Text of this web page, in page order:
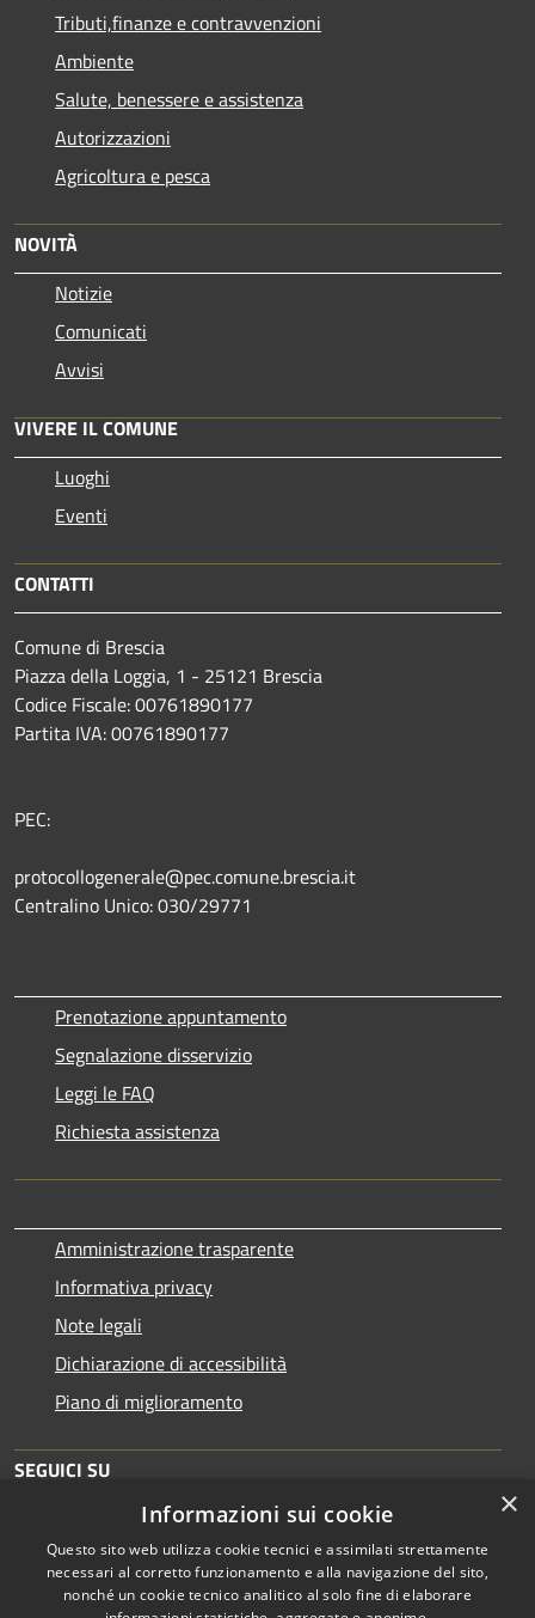
Tributi,finanze e contravvenzioni
Ambiente
Salute, benessere e assistenza
Autorizzazioni
Agricoltura e pesca
NOVITÀ
Notizie
Comunicati
Avvisi
VIVERE IL COMUNE
Luoghi
Eventi
CONTATTI
Comune di Brescia
Piazza della Loggia, 1 - 25121 Brescia
Codice Fiscale: 00761890177
Partita IVA: 00761890177
PEC:
protocollogenerale@pec.comune.brescia.it
Centralino Unico: 030/29771
Prenotazione appuntamento
Segnalazione disservizio
Leggi le FAQ
Richiesta assistenza
Amministrazione trasparente
Informativa privacy
Note legali
Dichiarazione di accessibilità
Piano di miglioramento
SEGUICI SU
×
Informazioni sui cookie
Questo sito web utilizza cookie tecnici e assimilati strettamente
necessari al corretto funzionamento e alla navigazione del sito,
nonché un cookie tecnico analitico al solo fine di elaborare